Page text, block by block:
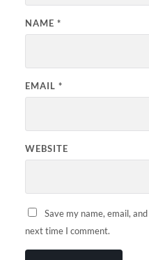
NAME *
EMAIL *
WEBSITE
Save my name, email,
next time I comment.